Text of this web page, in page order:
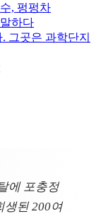
, 펑펑차
하다
그곳은 과학단지
에 포충정
생된 200여